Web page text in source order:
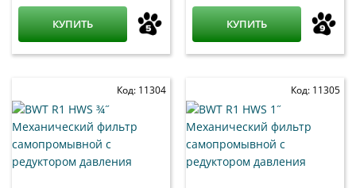
КУПИТЬ КУПИТЬ
Код: 11304 Код: 11305